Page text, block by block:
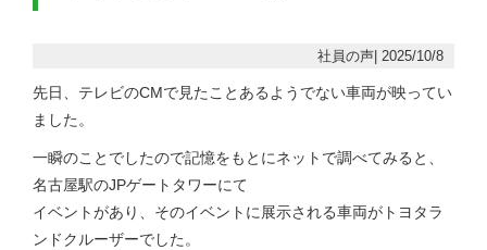
社員の声| 2025/10/8
先日、テレビのCMで見たことあるようでない車両が映ってい
ました。
一瞬のことでしたので記憶をもとにネットで調べてみると、
名古屋駅のJPゲートタワーにて
イベントがあり、そのイベントに展示される車両がトヨタラ
ンドクルーザーでした。